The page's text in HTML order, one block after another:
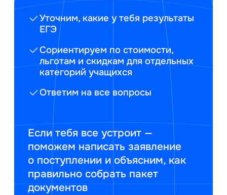
Уточним, какие у тебя результаты
ЕГЭ
Сориентируем по стоимости,
льготам и скидкам для отдельных
категорий учащихся
Ответим на все вопросы
Если тебя все устроит —
поможем написать заявление
о поступлении и объясним, как
правильно собрать пакет
документов